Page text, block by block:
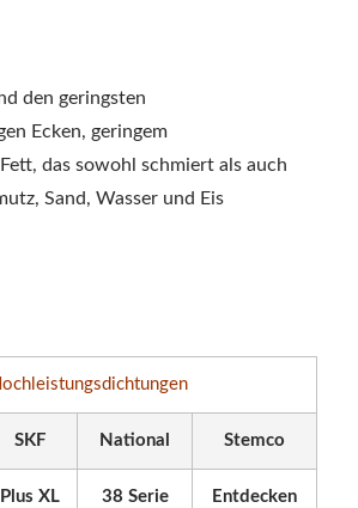
den geringsten
Ecken, geringem
das sowohl schmiert als auch
Sand, Wasser und Eis
SKF National Stemco
Plus XL 38 Serie Entdecken